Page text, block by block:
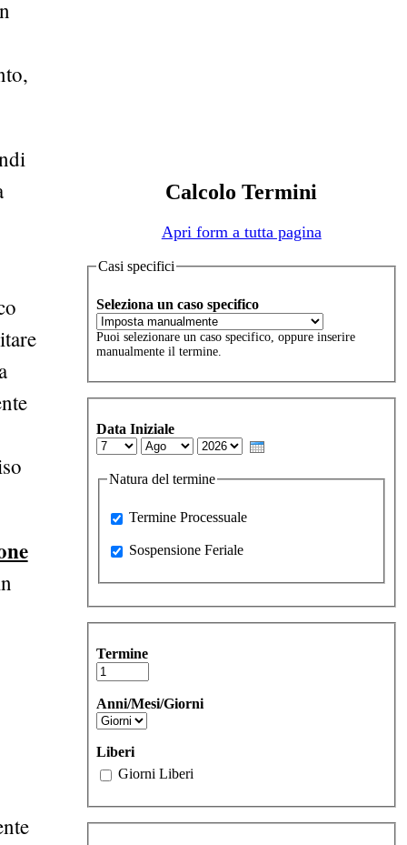
Calcolo Termini
Apri form a tutta pagina
Casi specifici
Seleziona un caso specifico
Puoi selezionare un caso specifico, oppure inserire
manualmente il termine.
Data Iniziale
Day
Month Year
Natura del termine
Processuale
Termine Processuale
Sospensione Feriale
Sospensione Feriale
Termine
Anni/Mesi/Giorni
Liberi
Giorni Liberi